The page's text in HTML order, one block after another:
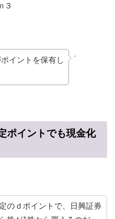
３
イントを保有し
ポイントでも現金化
のｄポイントで、日興証券